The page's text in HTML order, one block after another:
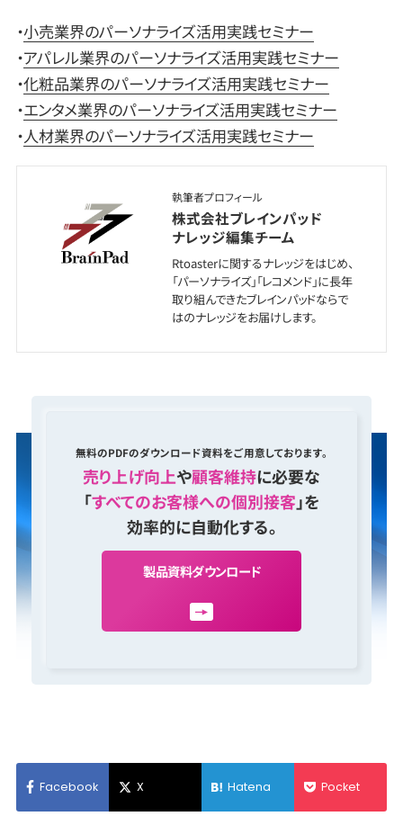
・小売業界のパーソナライズ活用実践セミナー
・アパレル業界のパーソナライズ活用実践セミナー
・化粧品業界のパーソナライズ活用実践セミナー
・エンタメ業界のパーソナライズ活用実践セミナー
・人材業界のパーソナライズ活用実践セミナー
執筆者プロフィール
株式会社ブレインパッド
ナレッジ編集チーム
Rtoasterに関するナレッジをはじめ、
「パーソナライズ」「レコメンド」に長年
取り組んできたブレインパッドならで
はのナレッジをお届けします。
無料のPDFのダウンロード資料をご用意しております。
売り上げ向上や顧客維持に必要な
「すべてのお客様への個別接客」を
効率的に自動化する。
製品資料ダウンロード
Facebook X Hatena Pocket